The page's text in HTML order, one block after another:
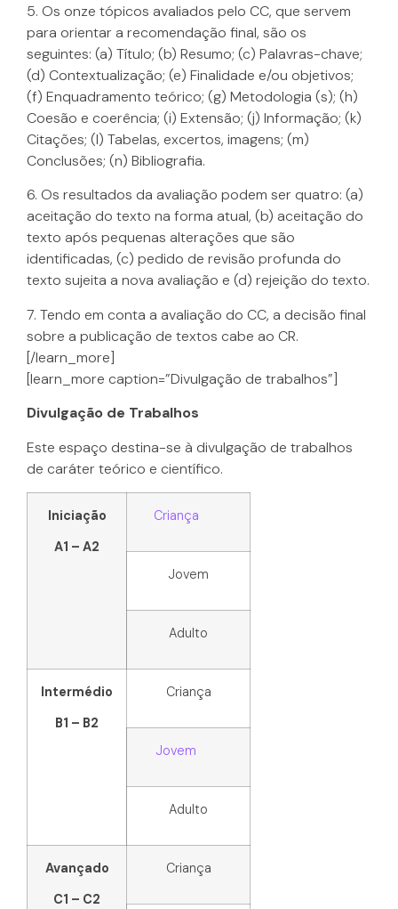
5. Os onze tópicos avaliados pelo CC, que servem
para orientar a recomendação final, são os
seguintes: (a) Título; (b) Resumo; (c) Palavras-chave;
(d) Contextualização; (e) Finalidade e/ou objetivos;
(f) Enquadramento teórico; (g) Metodologia (s); (h)
Coesão e coerência; (i) Extensão; (j) Informação; (k)
Citações; (l) Tabelas, excertos, imagens; (m)
Conclusões; (n) Bibliografia.
6. Os resultados da avaliação podem ser quatro: (a)
aceitação do texto na forma atual, (b) aceitação do
texto após pequenas alterações que são
identificadas, (c) pedido de revisão profunda do
texto sujeita a nova avaliação e (d) rejeição do texto.
7. Tendo em conta a avaliação do CC, a decisão final
sobre a publicação de textos cabe ao CR.
[/learn_more]
[learn_more caption=”Divulgação de trabalhos”]
Divulgação de Trabalhos
Este espaço destina-se à divulgação de trabalhos
de caráter teórico e científico.
Iniciação
A1 – A2
Criança
Jovem
Adulto
Intermédio
B1 – B2
Criança
Jovem
Adulto
Avançado
C1 – C2
Criança